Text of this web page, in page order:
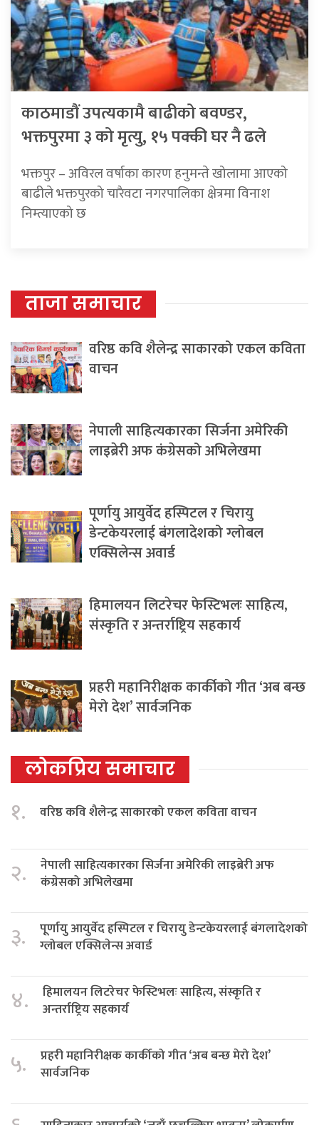
काठमाडौं उपत्यकामै बाढीको बवण्डर,
भक्तपुरमा ३ को मृत्यु, १५ पक्की घर नै ढले
भक्तपुर – अविरल वर्षाका कारण हनुमन्ते खोलामा आएको
बाढीले भक्तपुरको चारैवटा नगरपालिका क्षेत्रमा विनाश
निम्त्याएको छ
ताजा समाचार
वरिष्ठ कवि शैलेन्द्र साकारको एकल कविता
वाचन
नेपाली साहित्यकारका सिर्जना अमेरिकी
लाइब्रेरी अफ कंग्रेसको अभिलेखमा
पूर्णायु आयुर्वेद हस्पिटल र चिरायु
डेन्टकेयरलाई बंगलादेशको ग्लोबल
एक्सिलेन्स अवार्ड
हिमालयन लिटरेचर फेस्टिभलः साहित्य,
संस्कृति र अन्तर्राष्ट्रिय सहकार्य
प्रहरी महानिरीक्षक कार्कीको गीत ‘अब बन्छ
मेरो देश’ सार्वजनिक
लोकप्रिय समाचार
१. वरिष्ठ कवि शैलेन्द्र साकारको एकल कविता वाचन
२.
नेपाली साहित्यकारका सिर्जना अमेरिकी लाइब्रेरी अफ
कंग्रेसको अभिलेखमा
३.
पूर्णायु आयुर्वेद हस्पिटल र चिरायु डेन्टकेयरलाई बंगलादेशको
ग्लोबल एक्सिलेन्स अवार्ड
४.
हिमालयन लिटरेचर फेस्टिभलः साहित्य, संस्कृति र
अन्तर्राष्ट्रिय सहकार्य
५.
प्रहरी महानिरीक्षक कार्कीको गीत ‘अब बन्छ मेरो देश’
सार्वजनिक